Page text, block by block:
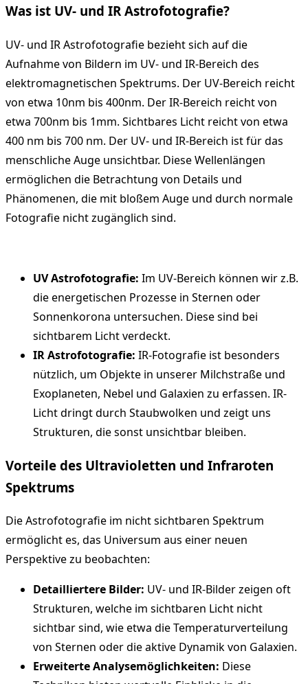
Was ist UV- und IR Astrofotografie?
UV- und IR Astrofotografie bezieht sich auf die
Aufnahme von Bildern im UV- und IR-Bereich des
elektromagnetischen Spektrums. Der UV-Bereich reicht
von etwa 10nm bis 400nm. Der IR-Bereich reicht von
etwa 700nm bis 1mm. Sichtbares Licht reicht von etwa
400 nm bis 700 nm. Der UV- und IR-Bereich ist für das
menschliche Auge unsichtbar. Diese Wellenlängen
ermöglichen die Betrachtung von Details und
Phänomenen, die mit bloßem Auge und durch normale
Fotografie nicht zugänglich sind.
UV Astrofotografie: Im UV-Bereich können wir z.B.
die energetischen Prozesse in Sternen oder
Sonnenkorona untersuchen. Diese sind bei
sichtbarem Licht verdeckt.
IR Astrofotografie: IR-Fotografie ist besonders
nützlich, um Objekte in unserer Milchstraße und
Exoplaneten, Nebel und Galaxien zu erfassen. IR-
Licht dringt durch Staubwolken und zeigt uns
Strukturen, die sonst unsichtbar bleiben.
Vorteile des Ultravioletten und Infraroten
Spektrums
Die Astrofotografie im nicht sichtbaren Spektrum
ermöglicht es, das Universum aus einer neuen
Perspektive zu beobachten:
Detailliertere Bilder: UV- und IR-Bilder zeigen oft
Strukturen, welche im sichtbaren Licht nicht
sichtbar sind, wie etwa die Temperaturverteilung
von Sternen oder die aktive Dynamik von Galaxien.
Erweiterte Analysemöglichkeiten: Diese